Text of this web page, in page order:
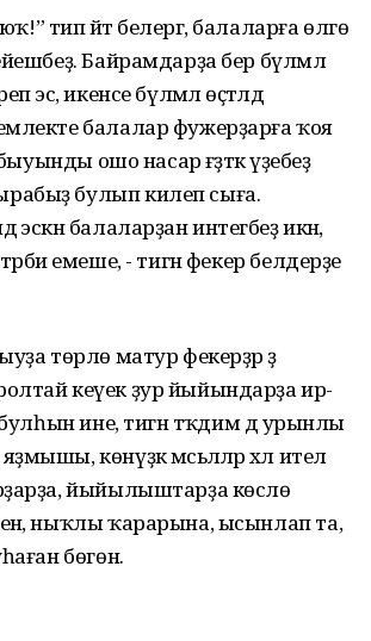
тип әйтә белергә, балаларға өлгө
Байрамдарҙа бер бүлмәлә
эсә, икенсе бүлмәлә өҫтәлдә
балалар фужерҙарға ҡоя
ошо насар ғәҙәткә үҙебеҙ
булып килеп сыға.
эскән балаларҙан интегәбеҙ икән,
емеше, - тигән фекер белдерҙе
төрлө матур фекерҙәр ҙә
кеүек ҙур йыйындарҙа ир-
булһын ине, тигән тәҡдим дә урынлы
көнүҙәк мәсьәләләр хәл ителә
йыйылыштарҙа көслө
ныҡлы ҡарарына, ысынлап та,
бөгөн.